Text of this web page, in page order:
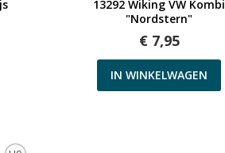
Snel bekijken
13292 Wiking VW Kombi
"Nordstern"
€ 7,95
IN WINKELWAGEN